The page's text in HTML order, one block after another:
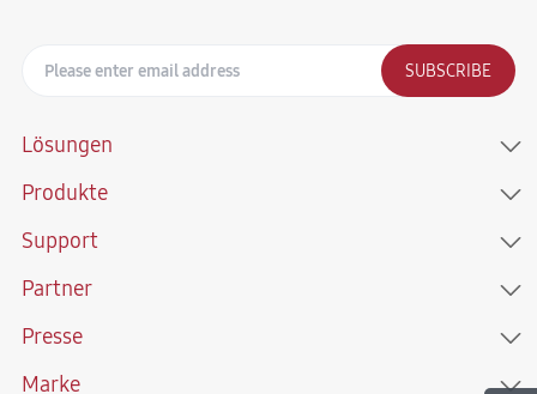
SUBSCRIBE
Lösungen
Produkte
Support
Partner
Presse
Marke